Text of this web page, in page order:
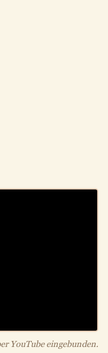
YouTube eingebunden.